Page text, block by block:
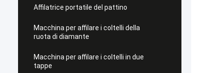
Affilatrice portatile del pattino
Macchina per affilare i coltelli della
ruota di diamante
Macchina per affilare i coltelli in due
tappe